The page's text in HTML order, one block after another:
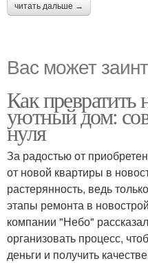
читать дальше →
Вас может
Как превратить
уютный дом:
нуля
За радостью от
от новой квартиры в
растерянность, ведь
этапы ремонта в
компании "Небо"
организовать процесс,
деньги и получить